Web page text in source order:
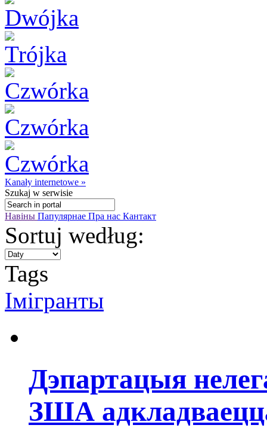
Kanały internetowe »
Szukaj w serwisie
Навіны Папулярнае Пра нас Кантакт
Sortuj według:
Tags
Імігранты
Дэпартацыя
ЗША